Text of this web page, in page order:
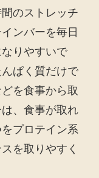
のストレッチ
ンバーを毎日
りやすいで
ぱく質だけで
を食事から取
、食事が取れ
プロテイン系
を取りやすく